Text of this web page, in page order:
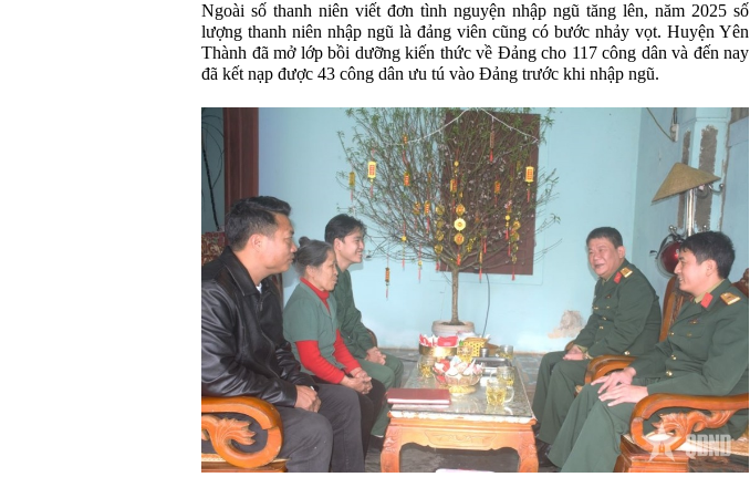
Ngoài số thanh niên viết đơn tình nguyện nhập ngũ tăng lên, năm 2025 số
lượng thanh niên nhập ngũ là đảng viên cũng có bước nhảy vọt. Huyện Yên
Thành đã mở lớp bồi dưỡng kiến thức về Đảng cho 117 công dân và đến nay
đã kết nạp được 43 công dân ưu tú vào Đảng trước khi nhập ngũ.